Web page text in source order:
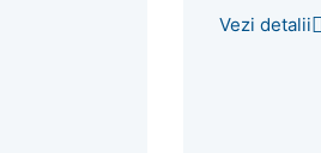
Vezi detalii